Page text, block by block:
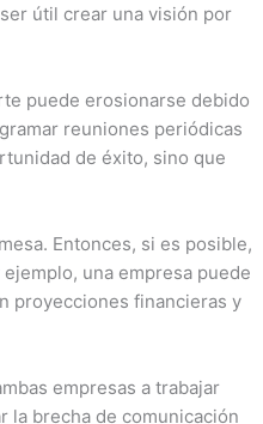
útil crear una visión por
puede erosionarse debido
reuniones periódicas
de éxito, sino que
Entonces, si es posible,
una empresa puede
proyecciones financieras y
empresas a trabajar
la brecha de comunicación